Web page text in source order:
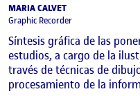
MARIA CALVET
Graphic Recorder
Síntesis gráfica de las
estudios, a cargo de la
través de técnicas de
procesamiento de la